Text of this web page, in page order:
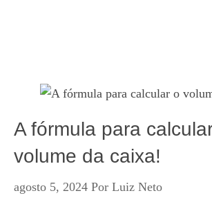
A fórmula para
volume da caixa!
agosto 5, 2024 Por Luiz Neto